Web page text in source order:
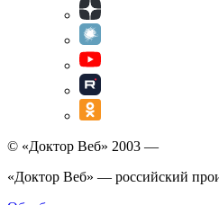
© «Доктор Веб» 2003 —
«Доктор Веб» — российский